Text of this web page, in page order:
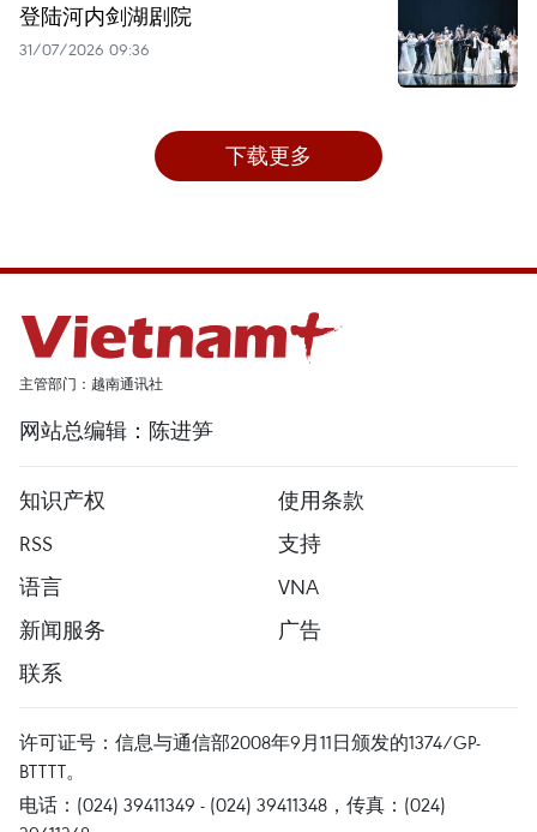
登陆河内剑湖剧院
31/07/2026 09:36
下载更多
主管部门：越南通讯社
网站总编辑：陈进笋
知识产权
使用条款
RSS
支持
语言
VNA
新闻服务
广告
联系
许可证号：信息与通信部2008年9月11日颁发的1374/GP-
BTTTT。
电话：(024) 39411349 - (024) 39411348，传真：(024)